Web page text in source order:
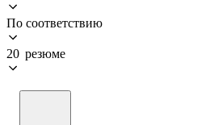
По соответствию
20 резюме